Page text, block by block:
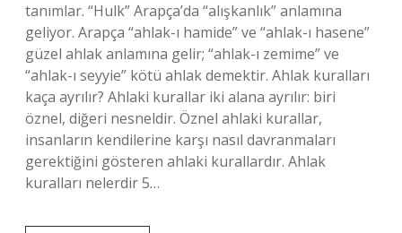
tanımlar. “Hulk” Arapça’da “alışkanlık” anlamına
geliyor. Arapça “ahlak-ı hamide” ve “ahlak-ı hasene”
güzel ahlak anlamına gelir; “ahlak-ı zemime” ve
“ahlak-ı seyyie” kötü ahlak demektir. Ahlak kuralları
kaça ayrılır? Ahlaki kurallar iki alana ayrılır: biri
öznel, diğeri nesneldir. Öznel ahlaki kurallar,
insanların kendilerine karşı nasıl davranmaları
gerektiğini gösteren ahlaki kurallardır. Ahlak
kuralları nelerdir 5…